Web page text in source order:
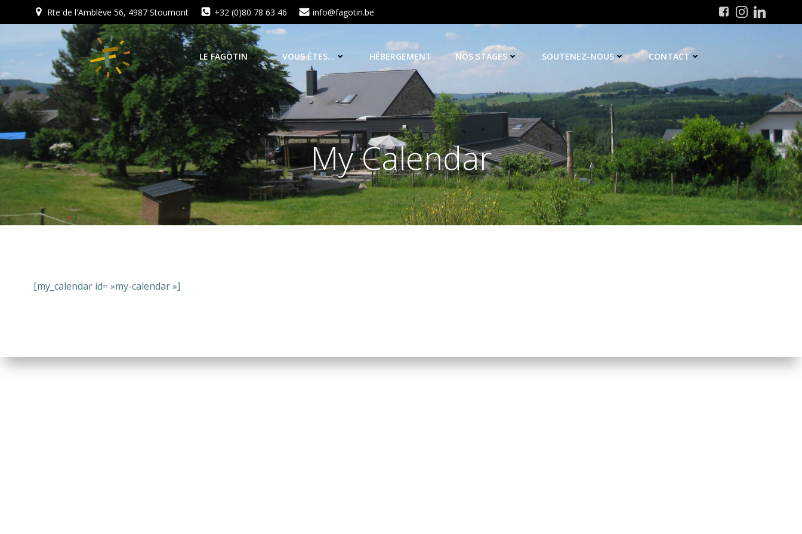
au
Rte de l'Amblève 56, 4987 Stoumont +32 (0)80 78 63 46 info@fagotin.be
LE FAGOTIN VOUS ÊTES… HÉBERGEMENT NOS STAGES SOUTENEZ-NOUS CONTACT
My Calendar
[my_calendar id= »my-calendar »]